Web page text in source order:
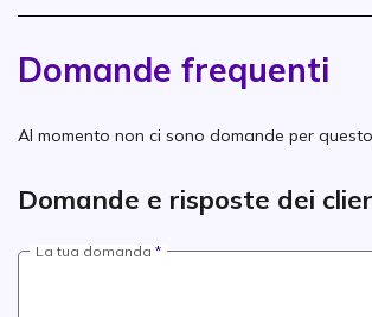
Domande frequenti
Al momento non ci sono domande per
Domande e risposte dei
La tua domanda